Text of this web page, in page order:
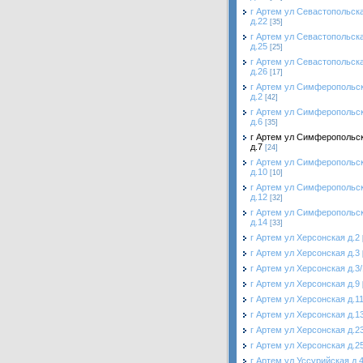
г Артем ул
д.22 [35]
г Артем ул
д.25 [25]
г Артем ул
д.26 [17]
г Артем ул
д.2 [42]
г Артем ул
д.6 [35]
г Артем ул
д.7 [24]
г Артем ул
д.10 [10]
г Артем ул
д.12 [32]
г Артем ул
д.14 [33]
г Артем ул Херсонская д.2
г Артем ул Херсонская д.3
г Артем ул Херсонская
г Артем ул Херсонская д.9
г Артем ул Херсонская д.11
г Артем ул Херсонская
г Артем ул Херсонская
г Артем ул Херсонская
г Артем ул Уссурийская д.4